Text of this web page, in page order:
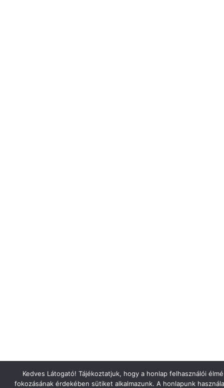
Kedves Látogató! Tájékoztatjuk, hogy a honlap felhasználói
fokozásának érdekében sütiket alkalmazunk. A honlapunk